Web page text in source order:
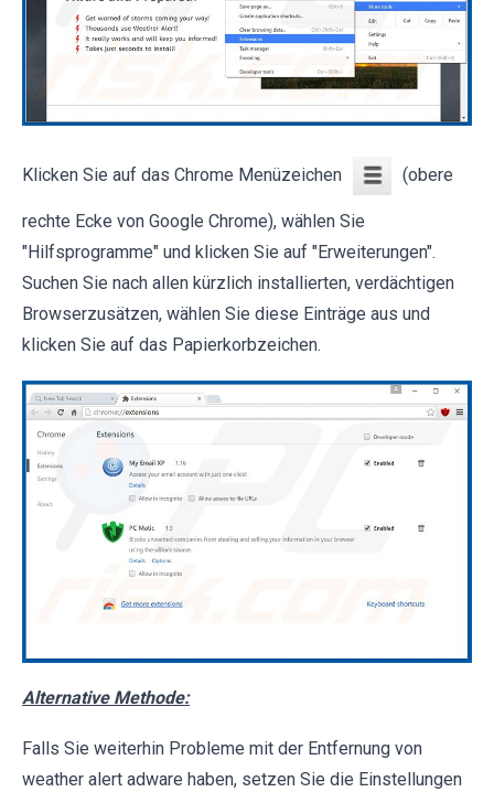
Klicken Sie auf das Chrome Menüzeichen (obere
rechte Ecke von Google Chrome), wählen Sie
"Hilfsprogramme" und klicken Sie auf "Erweiterungen".
Suchen Sie nach allen kürzlich installierten, verdächtigen
Browserzusätzen, wählen Sie diese Einträge aus und
klicken Sie auf das Papierkorbzeichen.
Alternative Methode:
Falls Sie weiterhin Probleme mit der Entfernung von
weather alert adware haben, setzen Sie die Einstellungen